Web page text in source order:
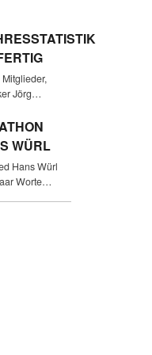
Jörg…
WÜRL
Hans Würl
Worte…